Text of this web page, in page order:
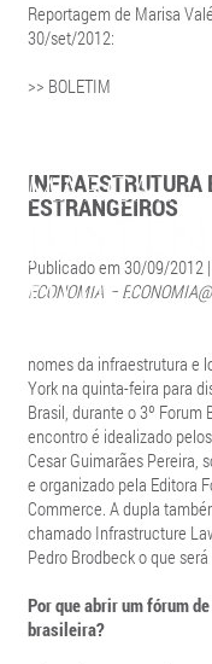
Reportagem de Marisa
30/set/2012:
>> BOLETIM
ESTRANGEIROS
Publicado em 30/09/2012 |
ECONOMIA –
nomes da infraestrutura e
York na quinta-feira para
Brasil, durante o 3º
encontro é idealizado
Cesar Guimarães Pereira,
e organizado pela Editora
Commerce. A dupla
chamado Infrastructure
Pedro Brodbeck o que
Por que abrir um fórum
brasileira?